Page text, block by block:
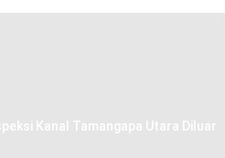
Kanal Tamangapa Utara Diluar